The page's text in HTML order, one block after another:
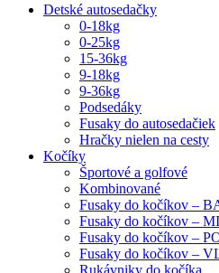
Detské autosedačky
0-18kg
0-25kg
15-36kg
9-18kg
9-36kg
Podsedáky
Fusaky do autosedačiek
Hračky nielen na cesty
Kočíky
Športové a golfové
Kombinované
Fusaky do kočíkov –
Fusaky do kočíkov –
Fusaky do kočíkov –
Fusaky do kočíkov –
Rukávniky do kočíka